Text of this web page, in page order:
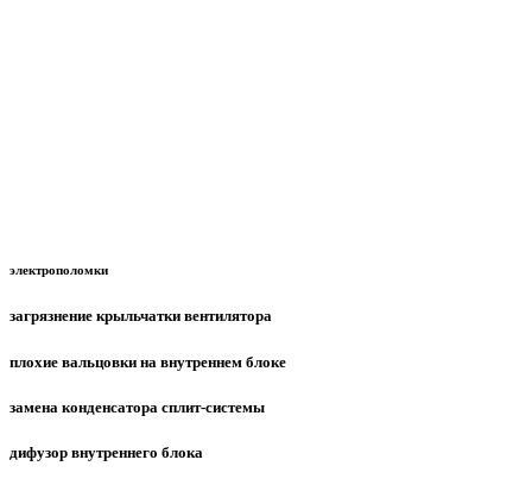
электрополомки
загрязнение крыльчатки вентилятора
плохие вальцовки на внутреннем блоке
замена конденсатора сплит-системы
дифузор внутреннего блока